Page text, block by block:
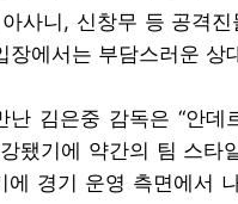
사니, 신창무 등 공격
장에서는 부담스러운 상
난 김은중 감독은 “안
됐기에 약간의 팀 스타
경기 운영 측면에서